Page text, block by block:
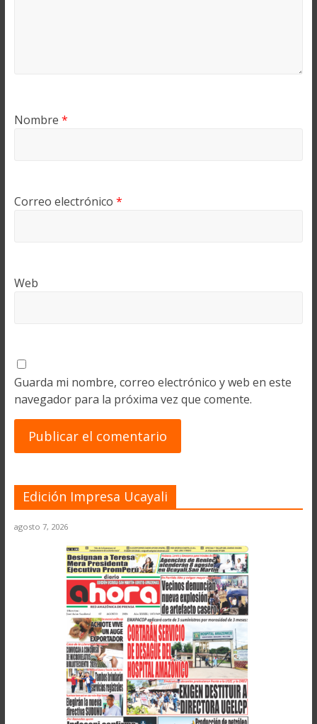
Nombre *
Correo electrónico *
Web
Guarda mi nombre, correo electrónico y web en este
navegador para la próxima vez que comente.
Edición Impresa Ucayali
agosto 7, 2026